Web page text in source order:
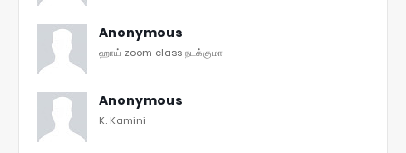
Anonymous
ஹாய் zoom class நடக்குமா
Anonymous
K. Kamini